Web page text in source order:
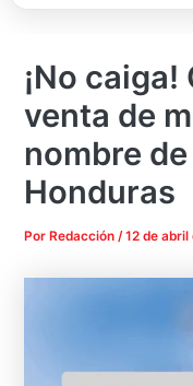
¡No
venta de
nombre
Honduras
Por Redacción/12 de abril